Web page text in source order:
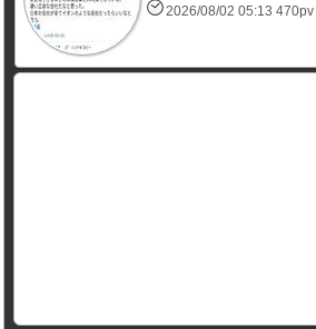
2026/08/02 05:13 470pv